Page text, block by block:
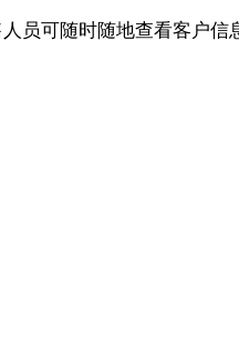
员可随时随地查看客户